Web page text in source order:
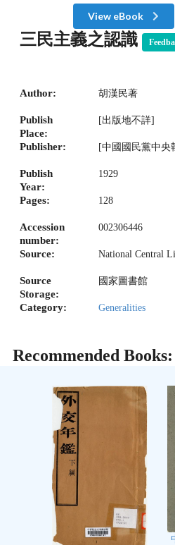
View eBook
三民主義之認識
Author: 胡漢民著
Publish
Place:
[出版地不詳]
Publisher: [中國國民黨中央
Publish
Year:
1929
Pages: 128
Accession
number:
002306446
Source: National Central
Source
Storage:
國家圖書館
Category: Generalities
Recommended Books: